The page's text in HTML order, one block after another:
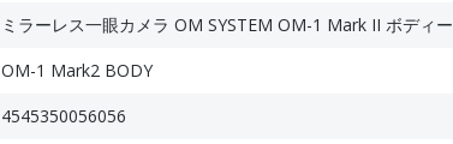
ミラーレス一眼カメラ OM SYSTEM OM-1 Mark II ボディー
OM-1 Mark2 BODY
4545350056056